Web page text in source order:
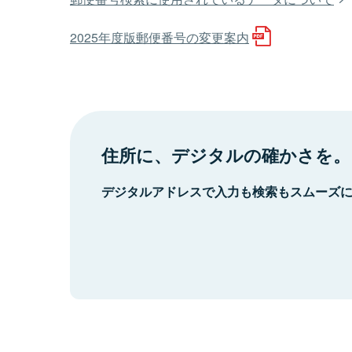
2025年度版郵便番号の変更案内
住所に、デジタルの確かさを。
デジタルアドレスで入力も検索もスムーズ